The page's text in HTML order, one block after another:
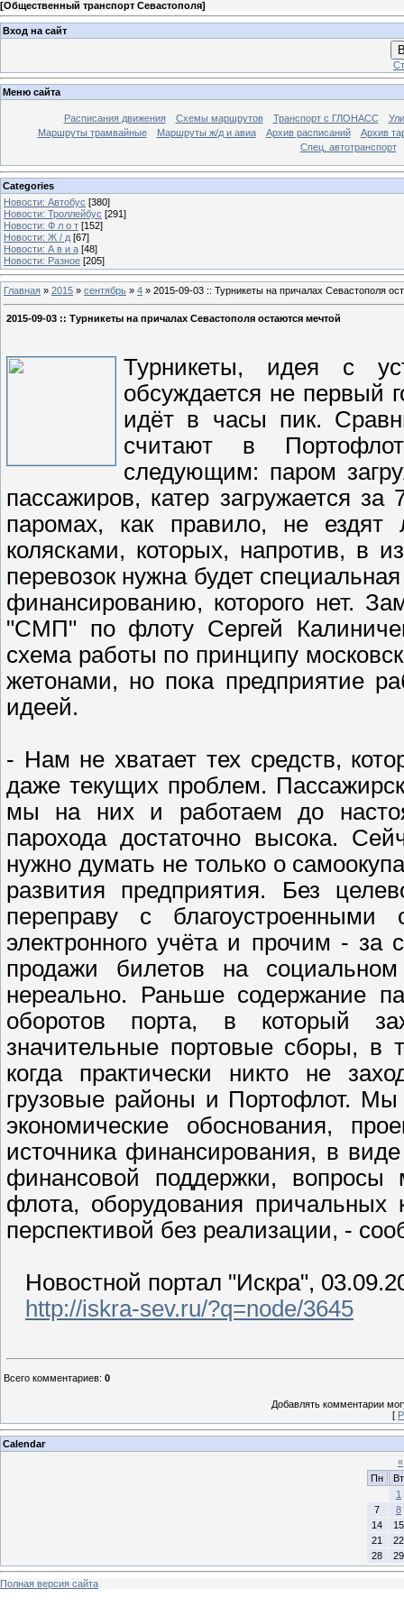
[Общественный транспорт Севастополя]
Вход на сайт
Меню сайта
Расписания движения Схемы маршрутов Транспорт с ГЛОНАСС
Маршруты трамвайные
Маршруты ж/д и авиа Архив расписаний
Архив
Спец. автотранспорт
Categories
Новости: Автобус [380]
Новости: Троллейбус [291]
Новости: Ф л о т [152]
Новости: Ж / д [67]
Новости: А в и а [48]
Новости: Разное [205]
Главная » 2015 » сентябрь » 4 » 2015-09-03 :: Турникеты на причалах Севастополя
2015-09-03 :: Турникеты на причалах Севастополя остаются мечтой
Турникеты, идея с
обсуждается не первый
идёт в часы пик.
считают в
следующим: паром
пассажиров, катер загружается
паромах, как правило, не
колясками, которых, напротив, в
перевозок нужна будет
финансированию, которого нет.
"СМП" по флоту Сергей
схема работы по принципу
жетонами, но пока предприятие
идеей.
- Нам не хватает тех средств,
даже текущих проблем.
мы на них и работаем до
парохода достаточно высока.
нужно думать не только о
развития предприятия. Без
переправу с благоустроенными
электронного учёта и прочим - за
продажи билетов на
нереально. Раньше содержание
оборотов порта, в который
значительные портовые сборы, в
когда практически никто не
грузовые районы и Портофлот. Мы
экономические обоснования,
источника финансирования, в
финансовой поддержки, вопросы
флота, оборудования причальных
перспективой без реализации, -
Новостной портал "Искра",
http://iskra-sev.ru/?q=node/3645
Всего комментариев: 0
Добавлять комментарии
[
Calendar
«
Пн
Вт
1
7
8
14
15
21
22
28
29
Полная версия сайта